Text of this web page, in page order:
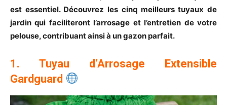
est essentiel. Découvrez les cinq meilleurs tuyaux de
jardin qui faciliteront l’arrosage et l’entretien de votre
pelouse, contribuant ainsi à un gazon parfait.
1. Tuyau d’Arrosage Extensible
Gardguard